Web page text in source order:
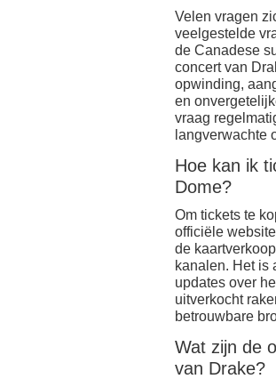
Velen vragen
veelgestelde
de Canadese
concert van
opwinding,
en
vraag
langverwachte
Hoe kan ik
Dome?
Om tickets te
officiële
de
kanalen. Het is
updates over
uitverkocht
betrouwbare
Wat zijn de
van Drake?